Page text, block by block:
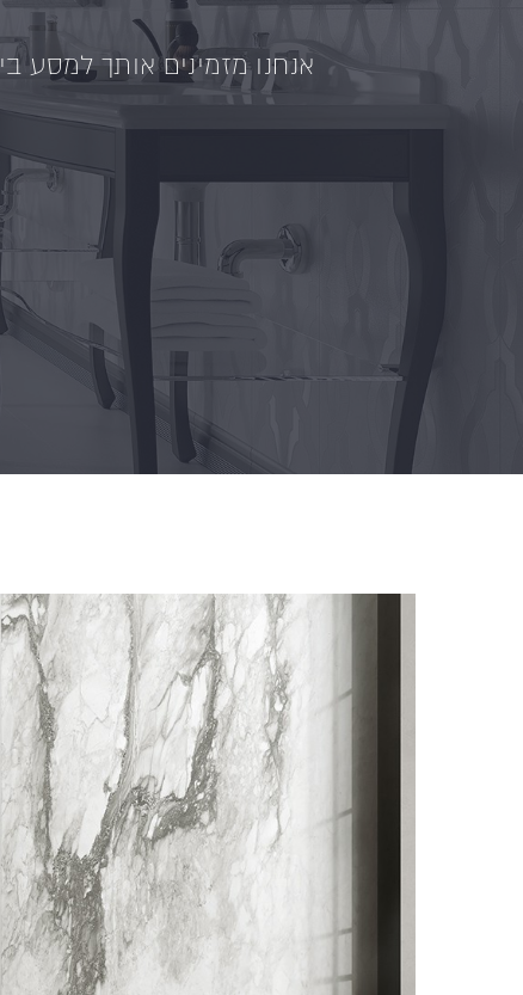
אנחנו מזמינים אותך למסע